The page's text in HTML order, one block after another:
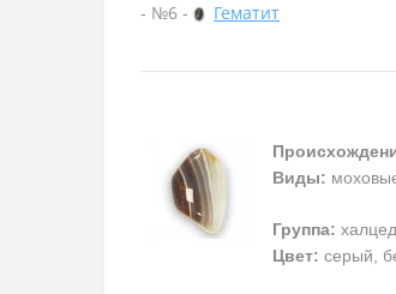
- №6 -
Гематит
Виды:
Группа:
Цвет: серый,